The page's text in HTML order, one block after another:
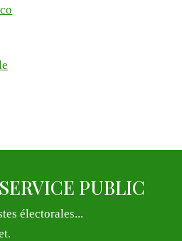
PUBLIC
électorales...